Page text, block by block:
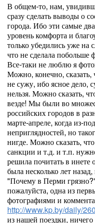
В общем-то, нам,
сразу сделать выводы о
города. Ибо эти самые
уровень комфорта и
только убедились уже
что не сделала побольше
Все-таки не люблю я
Можно, конечно,
не сужу, ибо ясное дело,
нельзя. Можно сказать,
везде! Мы были во
российских городов в
марте-апреле, когда из-
неприглядностей, но
нигде. Можно сказать,
санкции и т.д. и т.п.
решила почитать в инете
была несколько лет
"Почему в Перми
пожалуйста, одна из
фотографиями и
http://www.kp.by/daily/
из нашей поездки,